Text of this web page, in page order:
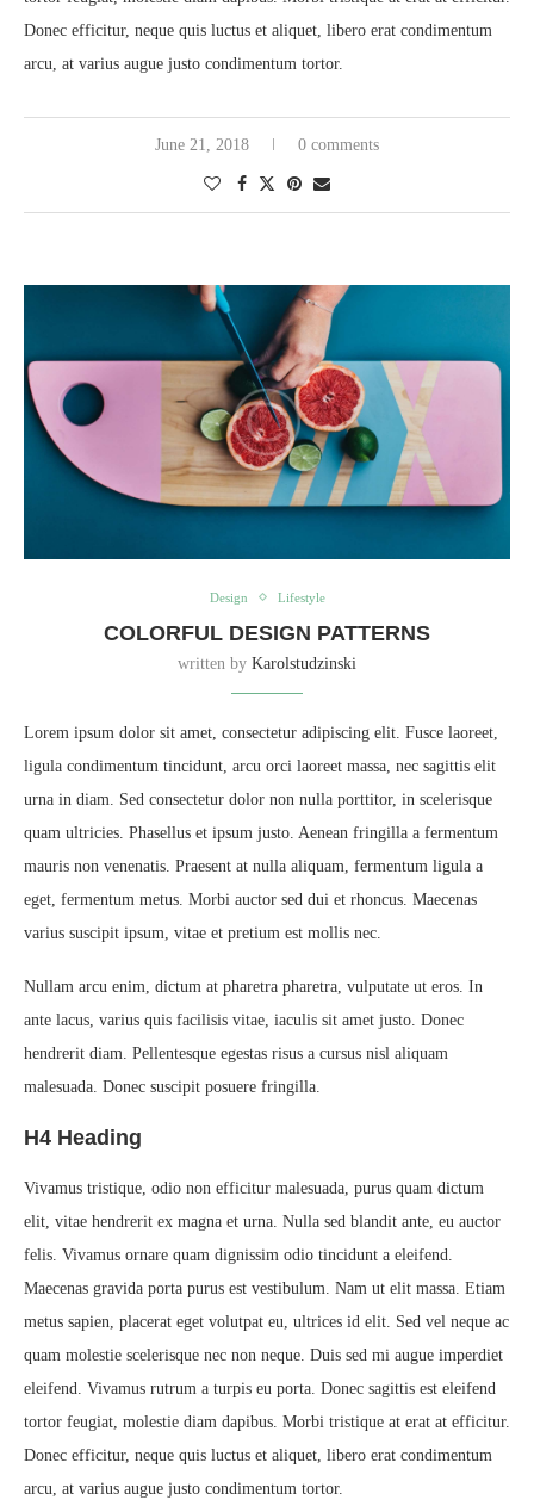
Donec efficitur, neque quis luctus et aliquet, libero erat condimentum
arcu, at varius augue justo condimentum tortor.
June 21, 2018 0 comments
Design Lifestyle
COLORFUL DESIGN PATTERNS
written by Karolstudzinski
Lorem ipsum dolor sit amet, consectetur adipiscing elit. Fusce laoreet,
ligula condimentum tincidunt, arcu orci laoreet massa, nec sagittis elit
urna in diam. Sed consectetur dolor non nulla porttitor, in scelerisque
quam ultricies. Phasellus et ipsum justo. Aenean fringilla a fermentum
mauris non venenatis. Praesent at nulla aliquam, fermentum ligula a
eget, fermentum metus. Morbi auctor sed dui et rhoncus. Maecenas
varius suscipit ipsum, vitae et pretium est mollis nec.
Nullam arcu enim, dictum at pharetra pharetra, vulputate ut eros. In
ante lacus, varius quis facilisis vitae, iaculis sit amet justo. Donec
hendrerit diam. Pellentesque egestas risus a cursus nisl aliquam
malesuada. Donec suscipit posuere fringilla.
H4 Heading
Vivamus tristique, odio non efficitur malesuada, purus quam dictum
elit, vitae hendrerit ex magna et urna. Nulla sed blandit ante, eu auctor
felis. Vivamus ornare quam dignissim odio tincidunt a eleifend.
Maecenas gravida porta purus est vestibulum. Nam ut elit massa. Etiam
metus sapien, placerat eget volutpat eu, ultrices id elit. Sed vel neque ac
quam molestie scelerisque nec non neque. Duis sed mi augue imperdiet
eleifend. Vivamus rutrum a turpis eu porta. Donec sagittis est eleifend
tortor feugiat, molestie diam dapibus. Morbi tristique at erat at efficitur.
Donec efficitur, neque quis luctus et aliquet, libero erat condimentum
arcu, at varius augue justo condimentum tortor.